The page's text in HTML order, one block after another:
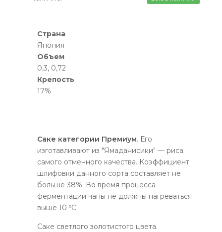
Страна
Япония
Объем
0,3, 0,72
Крепость
17%
Саке категории Премиум. Его
изготавливают из "Ямаданисики" — риса
самого отменного качества. Коэффициент
шлифовки данного сорта составляет не
больше 38%. Во время процесса
ферментации чаны не должны нагреваться
выше 10 ºС
Саке светлого золотистого цвета.